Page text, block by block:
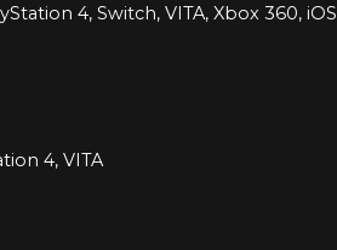
4, Switch, VITA, Xbox 360, iOS
4, VITA